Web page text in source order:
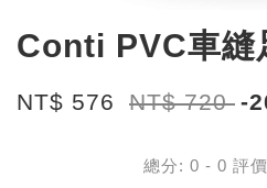
Conti PVC車縫
NT$ 576 NT$ 720 -
總分: 0 - 0 評價